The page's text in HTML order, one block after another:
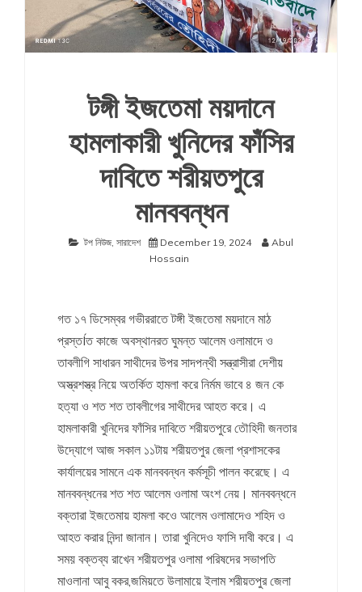
টঙ্গী ইজতেমা ময়দানে
হামলাকারী খুনিদের ফাঁসির
দাবিতে শরীয়তপুরে
মানববন্ধন
টপ নিউজ, সারাদেশ December 19, 2024
Abul
Hossain
গত ১৭ ডিসেম্বর গভীররাতে টঙ্গী ইজতেমা ময়দানে মাঠ
প্রস্তÍত কাজে অবস্থানরত ঘুমন্ত আলেম ওলামাদে ও
তাবলীগি সাধারন সাথীদের উপর সাদপন্থী সন্ত্রাসীরা দেশীয়
অস্ত্রশস্ত্র নিয়ে অতর্কিত হামলা করে নির্মম ভাবে ৪ জন কে
হত্যা ও শত শত তাবলীগের সাথীদের আহত করে। এ
হামলাকারী খুনিদের ফাঁসির দাবিতে শরীয়তপুরে তৌহিদী জনতার
উদ্যোগে আজ সকাল ১১টায় শরীয়তপুর জেলা প্রশাসকের
কার্যালয়ের সামনে এক মানববন্ধন কর্মসূচী পালন করেছে। এ
মানববন্ধনের শত শত আলেম ওলামা অংশ নেয়। মানববন্ধনে
বক্তারা ইজতেমায় হামলা কওে আলেম ওলামাদেও শহিদ ও
আহত করার নিন্দা জানান। তারা খুনিদেও ফাসি দাবী করে। এ
সময় বক্তব্য রাখেন শরীয়তপুর ওলামা পরিষদের সভাপতি
মাওলানা আবু বকর,জমিয়তে উলামায়ে ইলাম শরীয়তপুর জেলা